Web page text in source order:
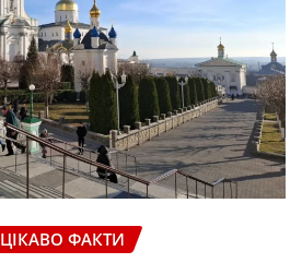
ЦІКАВО ФАКТИ